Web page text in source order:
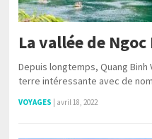
La vallée de
Depuis longtemps, Quang
terre intéressante avec de
VOYAGES avril 18, 2022